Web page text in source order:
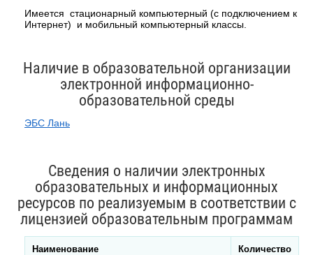
Имеется стационарный компьютерный (с подключением к
Интернет) и мобильный компьютерный классы.
Наличие в образовательной организации
электронной информационно-
образовательной среды
ЭБС Лань
Сведения о наличии электронных
образовательных и информационных
ресурсов по реализуемым в соответствии с
лицензией образовательным программам
Наименование Количество